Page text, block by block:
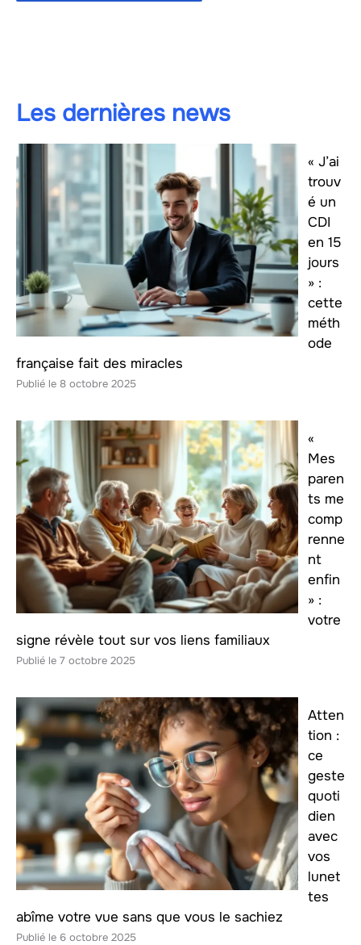
Les dernières news
« J’ai
trouv
é un
CDI
en 15
jours
» :
cette
méth
ode
française fait des miracles
8 octobre 2025
«
Mes
paren
ts me
comp
renne
nt
enfin
» :
votre
signe révèle tout sur vos liens familiaux
7 octobre 2025
Atten
tion :
ce
geste
quoti
dien
avec
vos
lunet
tes
abîme votre vue sans que vous le sachiez
6 octobre 2025